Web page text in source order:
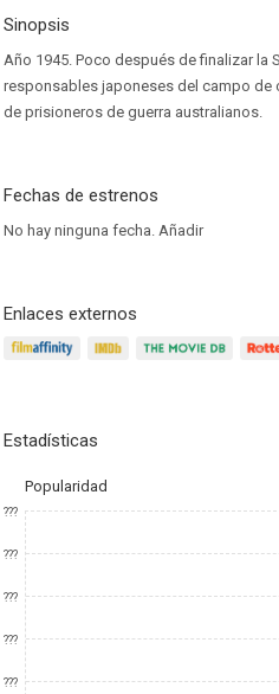
Sinopsis
Año 1945. Poco después de finalizar la
responsables japoneses del campo de
de prisioneros de guerra australianos.
Fechas de estrenos
No hay ninguna fecha. Añadir
Enlaces externos
Estadísticas
Popularidad
???
???
???
???
???